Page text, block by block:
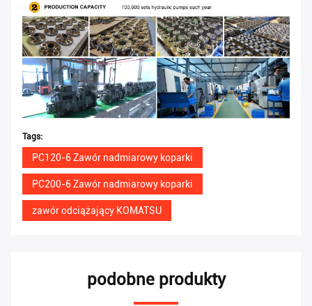
Tags:
PC120-6 Zawór nadmiarowy koparki
PC200-6 Zawór nadmiarowy koparki
zawór odciążający KOMATSU
podobne produkty